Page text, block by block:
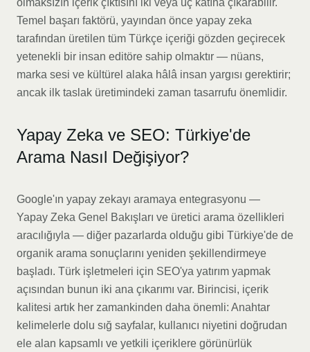
olmaksızın içerik çıktısını iki veya üç katına çıkarabilir.
Temel başarı faktörü, yayından önce yapay zeka
tarafından üretilen tüm Türkçe içeriği gözden geçirecek
yetenekli bir insan editöre sahip olmaktır — nüans,
marka sesi ve kültürel alaka hâlâ insan yargısı gerektirir;
ancak ilk taslak üretimindeki zaman tasarrufu önemlidir.
Yapay Zeka ve SEO: Türkiye'de
Arama Nasıl Değişiyor?
Google'ın yapay zekayı aramaya entegrasyonu —
Yapay Zeka Genel Bakışları ve üretici arama özellikleri
aracılığıyla — diğer pazarlarda olduğu gibi Türkiye'de de
organik arama sonuçlarını yeniden şekillendirmeye
başladı. Türk işletmeleri için SEO'ya yatırım yapmak
açısından bunun iki ana çıkarımı var. Birincisi, içerik
kalitesi artık her zamankinden daha önemli: Anahtar
kelimelerle dolu sığ sayfalar, kullanıcı niyetini doğrudan
ele alan kapsamlı ve yetkili içeriklere görünürlük